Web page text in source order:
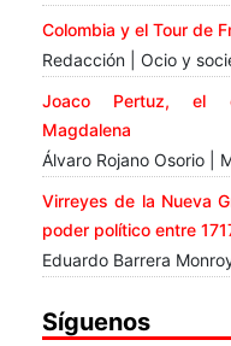
Colombia y el Tour de
Redacción | Ocio y
Joaco Pertuz, el
Magdalena
Álvaro Rojano Osorio |
Virreyes de la Nueva
poder político entre
Eduardo Barrera
Síguenos